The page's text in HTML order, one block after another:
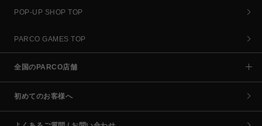
POP-UP SHOP TOP
PARCO GAMES TOP
全国のPARCO店舗
初めてのお客様へ